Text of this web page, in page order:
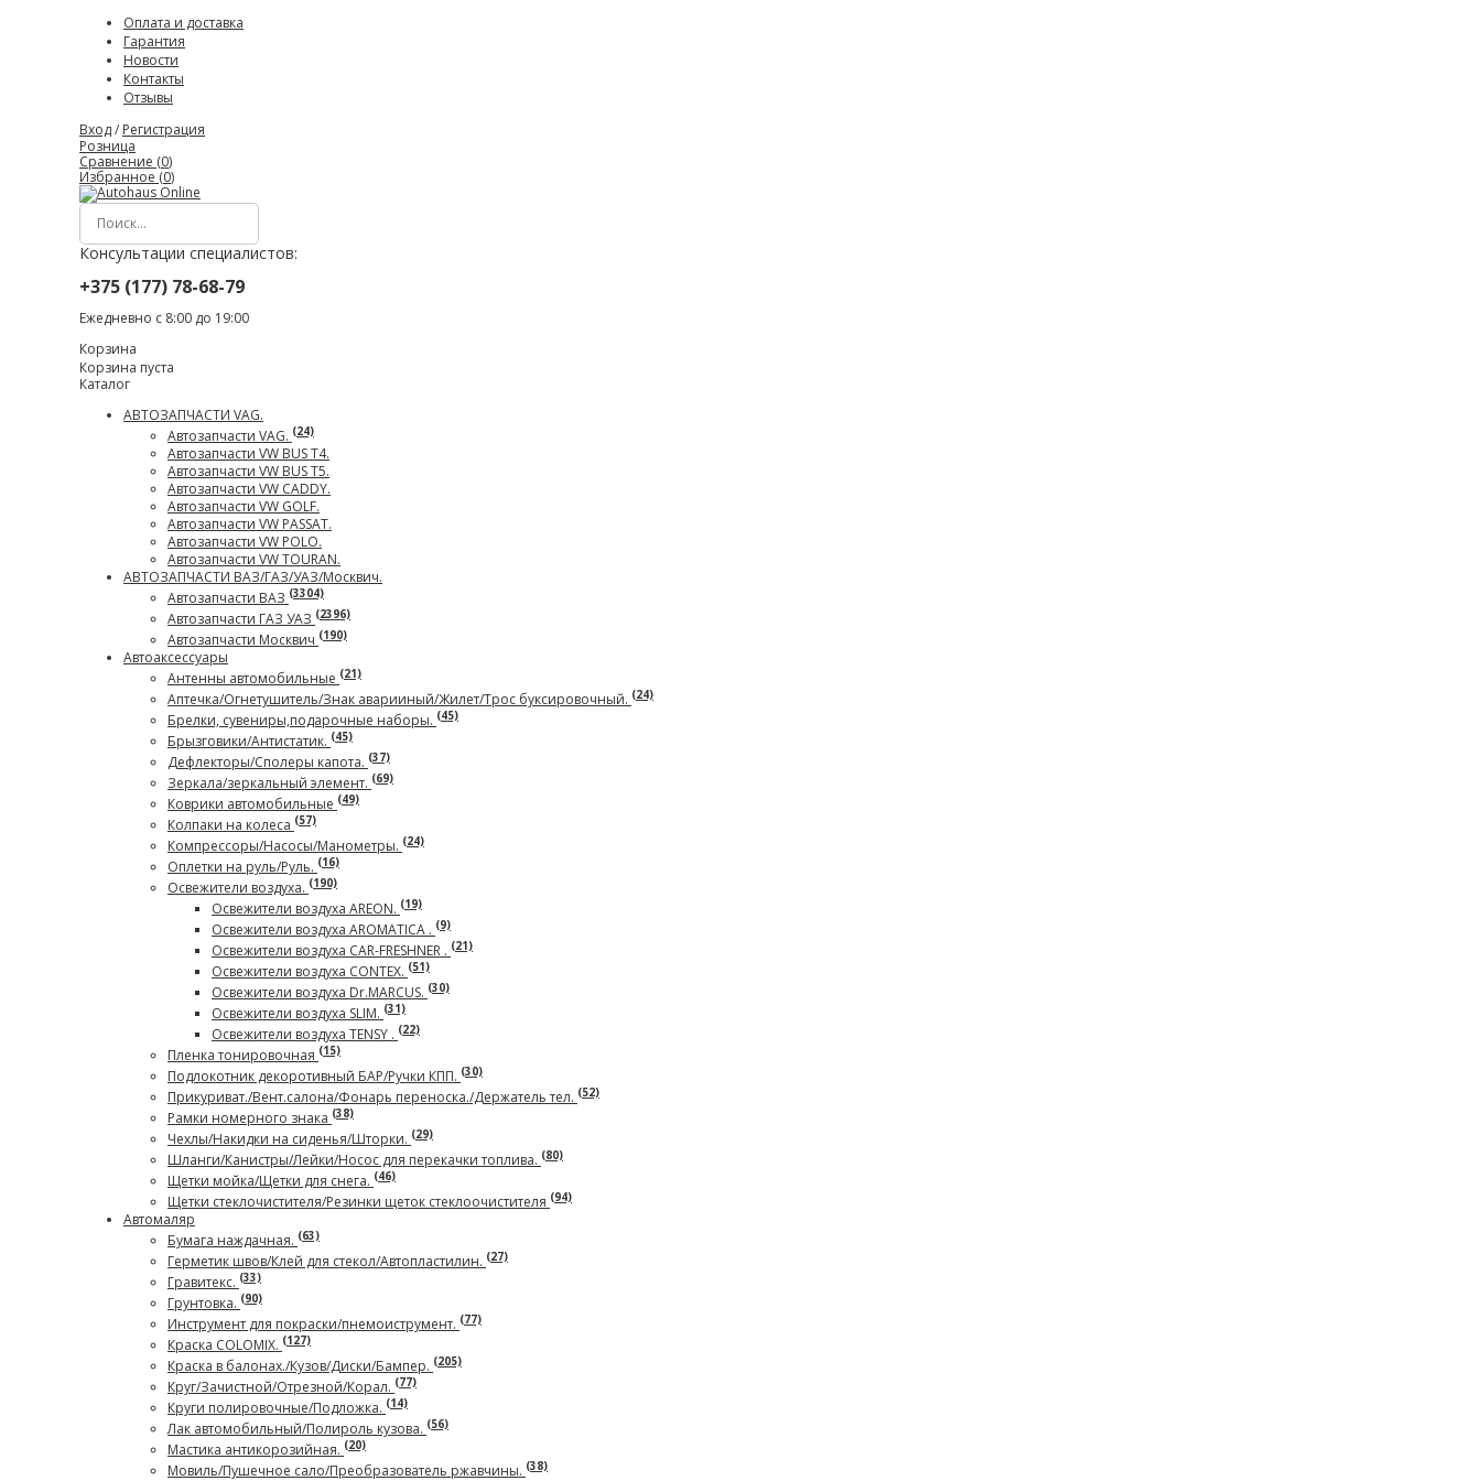
Оплата и доставка
Гарантия
Новости
Контакты
Отзывы
Вход/ Регистрация
Розница
Сравнение (0)
Избранное (0)
Консультации специалистов:
+375 (177) 78-68-79
Ежедневно с 8:00 до 19:00
Корзина
Корзина пуста
Каталог
АВТОЗАПЧАСТИ VAG.
Автозапчасти VAG. (24)
Автозапчасти VW BUS T4.
Автозапчасти VW BUS T5.
Автозапчасти VW CADDY.
Автозапчасти VW GOLF.
Автозапчасти VW PASSAT.
Автозапчасти VW POLO.
Автозапчасти VW TOURAN.
АВТОЗАПЧАСТИ ВАЗ/ГАЗ/УАЗ/Москвич.
Автозапчасти ВАЗ (3304)
Автозапчасти ГАЗ УАЗ (2396)
Автозапчасти Москвич (190)
Автоаксесcуары
Антенны автомобильные (21)
Аптечка/Огнетушитель/Знак аварииный/Жилет/Трос буксировочный. (24)
Брелки, сувениры,подарочные наборы. (45)
Брызговики/Антистатик. (45)
Дефлекторы/Сполеры капота. (37)
Зеркала/зеркальный элемент. (69)
Коврики автомобильные (49)
Колпаки на колеса (57)
Компрессоры/Насосы/Манометры. (24)
Оплетки на руль/Руль. (16)
Освежители воздуха. (190)
Освежители воздуха AREON. (19)
Освежители воздуха AROMATICA . (9)
Освежители воздуха CAR-FRESHNER . (21)
Освежители воздуха CONTEX. (51)
Освежители воздуха Dr.MARCUS. (30)
Освежители воздуха SLIM. (31)
Освежители воздуха TENSY . (22)
Пленка тонировочная (15)
Подлокотник декоротивный БАР/Ручки КПП. (30)
Прикуриват./Вент.салона/Фонарь переноска./Держатель тел. (52)
Рамки номерного знака (38)
Чехлы/Накидки на сиденья/Шторки. (29)
Шланги/Канистры/Лейки/Носос для перекачки топлива. (80)
Щетки мойка/Щетки для снега. (46)
Щетки стеклочистителя/Резинки щеток стеклоочистителя (94)
Автомаляр
Бумага наждачная. (63)
Герметик швов/Клей для стекол/Автопластилин. (27)
Гравитекс. (33)
Грунтовка. (90)
Инструмент для покраски/пнемоиструмент. (77)
Краска COLOMIX. (127)
Краска в балонах./Кузов/Диски/Бампер. (205)
Круг/Зачистной/Отрезной/Корал. (77)
Круги полировочные/Подложка. (14)
Лак автомобильный/Полироль кузова. (56)
Мастика антикорозийная. (20)
Мовиль/Пушечное сало/Преобразователь ржавчины. (38)